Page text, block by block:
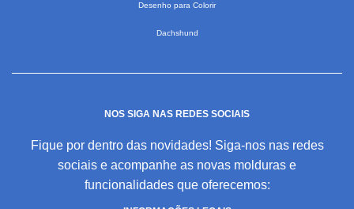
Desenho para Colorir
Dachshund
NOS SIGA NAS REDES SOCIAIS
Fique por dentro das novidades! Siga-nos nas redes
sociais e acompanhe as novas molduras e
funcionalidades que oferecemos: